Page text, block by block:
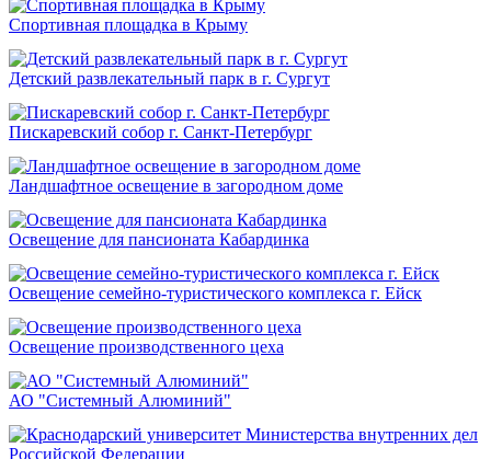
Спортивная площадка в Крыму
Детский развлекательный парк в г. Сургут
Пискаревский собор г. Санкт-Петербург
Ландшафтное освещение в загородном доме
Освещение для пансионата Кабардинка
Освещение семейно-туристического комплекса г. Ейск
Освещение производственного цеха
АО "Системный Алюминий"